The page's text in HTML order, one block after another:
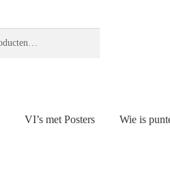
VI’s met Posters Wie is